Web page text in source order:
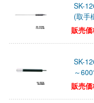
SK-
(取
販売
SK-
～
販売